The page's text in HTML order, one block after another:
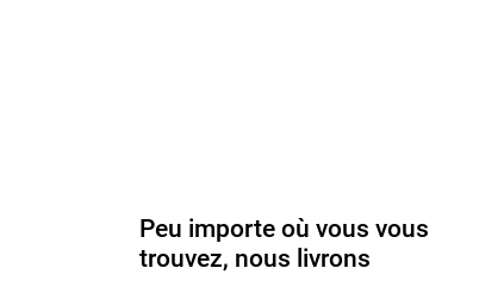
Peu importe où vous vous
trouvez, nous livrons